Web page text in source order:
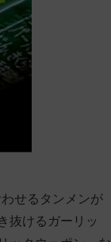
せるタンメンが
抜けるガーリッ